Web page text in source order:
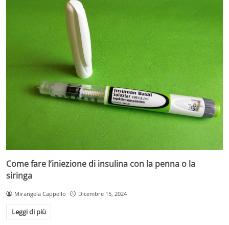
Come fare l’iniezione di insulina con la penna o la
siringa
Mirangela Cappello Dicembre 15, 2024
Leggi di più